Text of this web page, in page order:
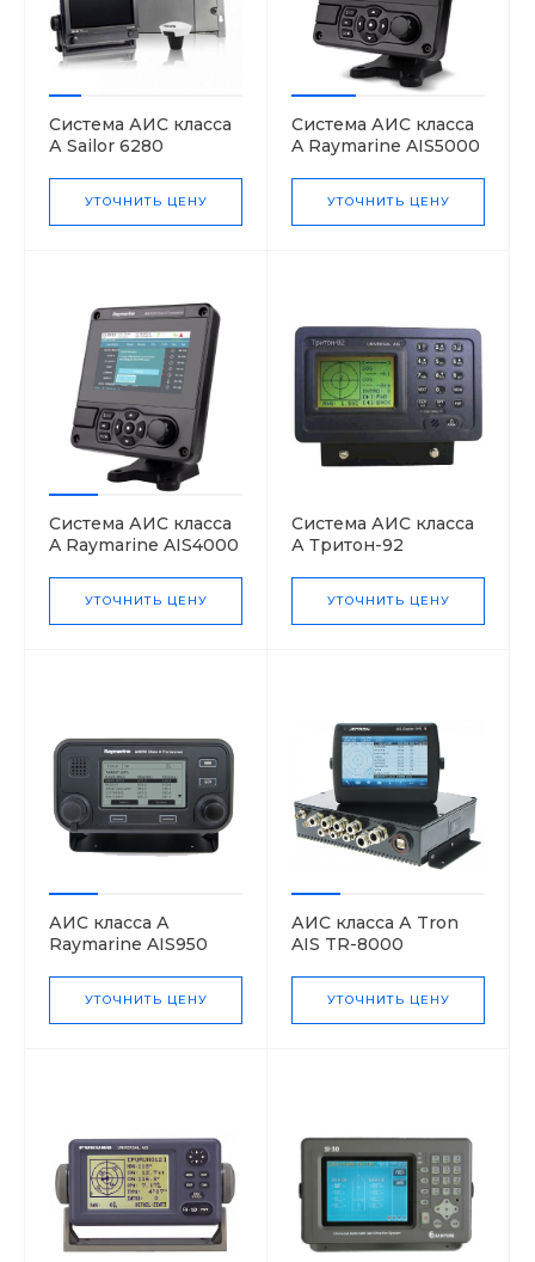
Система АИС класса
А Sailor 6280
УТОЧНИТЬ ЦЕНУ
Система АИС класса
A Raymarine AIS5000
УТОЧНИТЬ ЦЕНУ
Система АИС класса
A Raymarine AIS4000
УТОЧНИТЬ ЦЕНУ
Система АИС класса
А Тритон-92
УТОЧНИТЬ ЦЕНУ
АИС класса А
Raymarine AIS950
УТОЧНИТЬ ЦЕНУ
АИС класса А Tron
AIS TR-8000
УТОЧНИТЬ ЦЕНУ